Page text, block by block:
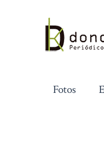
contenido
Fotos